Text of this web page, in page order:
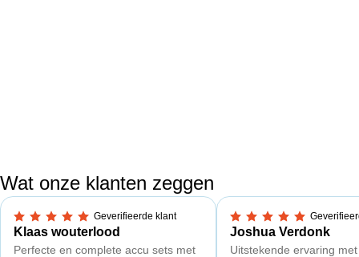
Wat onze klanten zeggen
Geverifieerde klant
5,0 van 5 sterren
Klaas wouterlood
Perfecte en complete accu sets met
5,0 van 5 sterren
Joshua Verdonk
Uitstekende ervaring